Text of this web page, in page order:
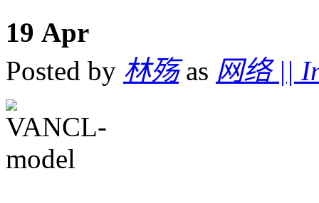
19 Apr
Posted by 林殇as 网络 ||